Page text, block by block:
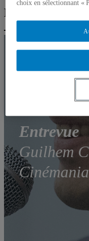
Festivals |
Entrevue
Guilhem
Cinémania
choix en sélectionnant «